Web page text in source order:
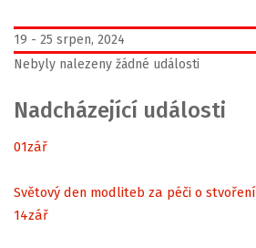
19 - 25 srpen, 2024
Nebyly nalezeny žádné události
Nadcházející události
01zář
Světový den modliteb za péči o stvoření
14zář